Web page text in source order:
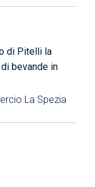
di Pitelli la
bevande in
La Spezia